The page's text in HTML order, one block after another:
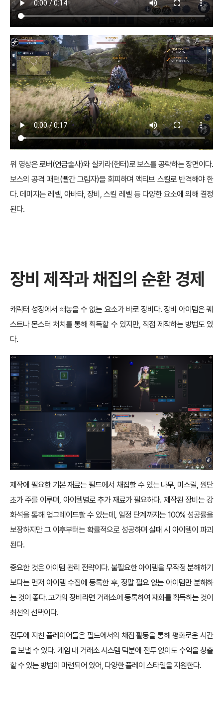
위 영상은 로버(연금술사)와 실키라(헌터)로 보스를 공략하는 장면이다.
보스의 공격 패턴(빨간 그림자)을 회피하며 액티브 스킬로 반격해야 한
다. 데미지는 레벨, 아바타, 장비, 스킬 레벨 등 다양한 요소에 의해 결정
된다.
장비 제작과 채집의 순환 경제
캐릭터 성장에서 빼놓을 수 없는 요소가 바로 장비다. 장비 아이템은 퀘
스트나 몬스터 처치를 통해 획득할 수 있지만, 직접 제작하는 방법도 있
다.
제작에 필요한 기본 재료는 필드에서 채집할 수 있는 나무, 미스릴, 원단
초가 주를 이루며, 아이템별로 추가 재료가 필요하다. 제작된 장비는 강
화석을 통해 업그레이드할 수 있는데, 일정 단계까지는 100% 성공률을
보장하지만 그 이후부터는 확률적으로 성공하며 실패 시 아이템이 파괴
된다.
중요한 것은 아이템 관리 전략이다. 불필요한 아이템을 무작정 분해하기
보다는 먼저 아이템 수집에 등록한 후, 정말 필요 없는 아이템만 분해하
는 것이 좋다. 고가의 장비라면 거래소에 등록하여 재화를 획득하는 것이
최선의 선택이다.
전투에 지친 플레이어들은 필드에서의 채집 활동을 통해 평화로운 시간
을 보낼 수 있다. 게임 내 거래소 시스템 덕분에 전투 없이도 수익을 창출
할 수 있는 방법이 마련되어 있어, 다양한 플레이 스타일을 지원한다.